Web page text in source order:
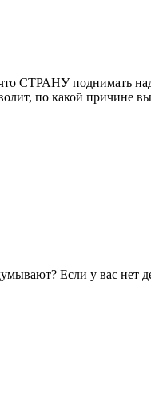
СТРАНУ поднимать
по какой причине
Если у вас нет